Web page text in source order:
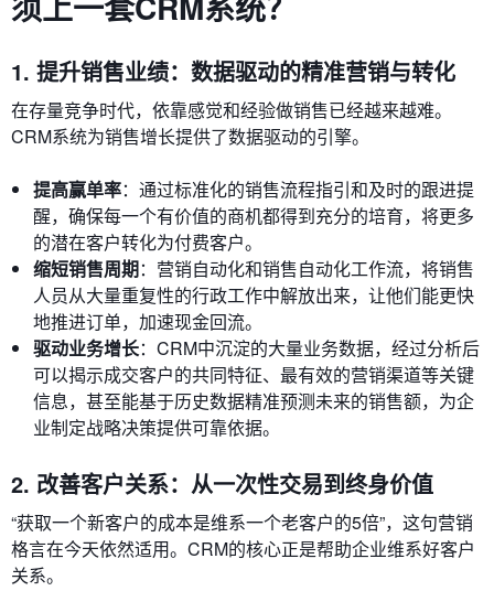
1. 提升销售业绩：数据驱动的精准营销与转化
在存量竞争时代，依靠感觉和经验做销售已经越来越难。
CRM系统为销售增长提供了数据驱动的引擎。
提高赢单率：通过标准化的销售流程指引和及时的跟进提
醒，确保每一个有价值的商机都得到充分的培育，将更多
的潜在客户转化为付费客户。
缩短销售周期：营销自动化和销售自动化工作流，将销售
人员从大量重复性的行政工作中解放出来，让他们能更快
地推进订单，加速现金回流。
驱动业务增长：CRM中沉淀的大量业务数据，经过分析后
可以揭示成交客户的共同特征、最有效的营销渠道等关键
信息，甚至能基于历史数据精准预测未来的销售额，为企
业制定战略决策提供可靠依据。
2. 改善客户关系：从一次性交易到终身价值
“获取一个新客户的成本是维系一个老客户的5倍”，这句营销
格言在今天依然适用。CRM的核心正是帮助企业维系好客户
关系。